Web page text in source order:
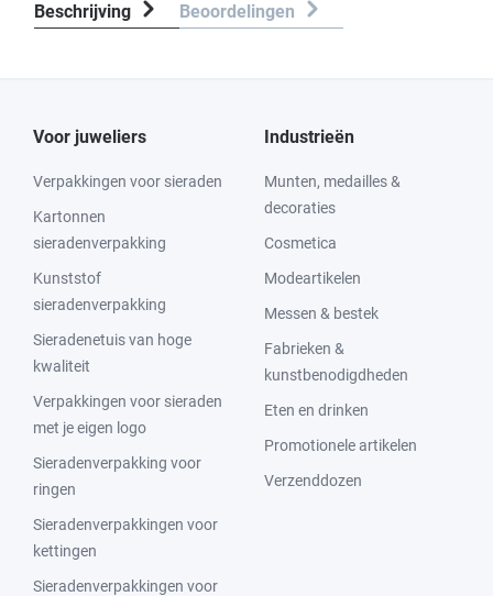
Beschrijving Beoordelingen
Voor juweliers
Verpakkingen voor sieraden
Kartonnen
sieradenverpakking
Kunststof
sieradenverpakking
Sieradenetuis van hoge
kwaliteit
Verpakkingen voor sieraden
met je eigen logo
Sieradenverpakking voor
ringen
Sieradenverpakkingen voor
kettingen
Sieradenverpakkingen voor
Industrieën
Munten, medailles &
decoraties
Cosmetica
Modeartikelen
Messen & bestek
Fabrieken &
kunstbenodigdheden
Eten en drinken
Promotionele artikelen
Verzenddozen